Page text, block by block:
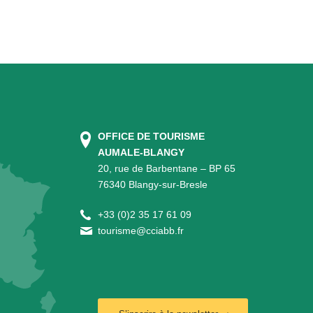
OFFICE DE TOURISME
AUMALE-BLANGY
20, rue de Barbentane – BP 65
76340 Blangy-sur-Bresle
+33 (0)2 35 17 61 09
tourisme@cciabb.fr